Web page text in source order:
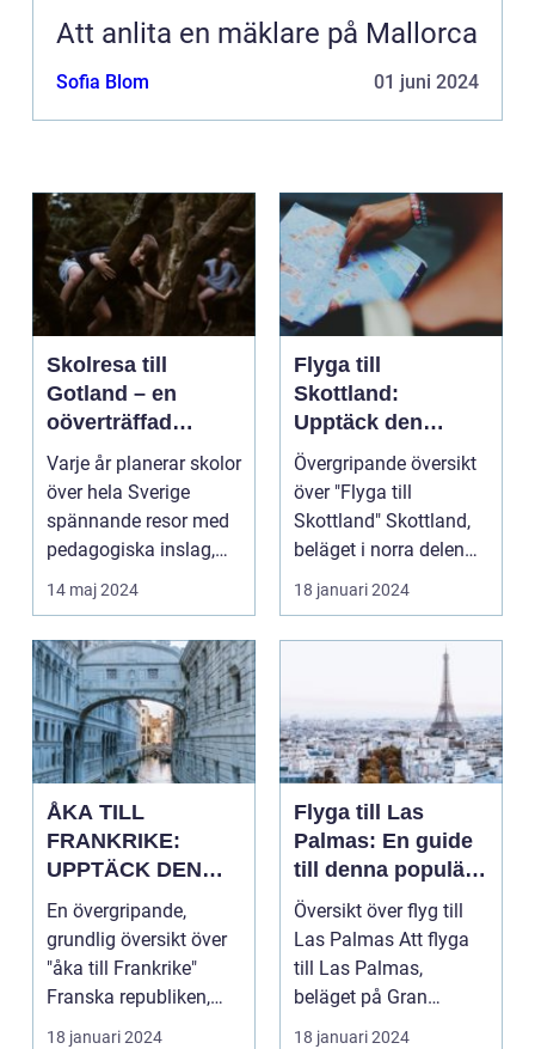
Att anlita en mäklare på Mallorca
Sofia Blom 01 juni 2024
Skolresa till
Gotland – en
oöverträffad
läroplan i levande
historia
Varje år planerar skolor
över hela Sverige
spännande resor med
pedagogiska inslag,
d...
14 maj 2024
Flyga till
Skottland:
Upptäck den
magnifika naturen
och rika historien
Övergripande översikt
över "Flyga till
Skottland" Skottland,
beläget i norra delen
av Storbritannie...
18 januari 2024
ÅKA TILL
FRANKRIKE:
UPPTÄCK DEN
MÅNGFALDIGA
SKÖNHETEN
En övergripande,
grundlig översikt över
"åka till Frankrike"
Franska republiken,
känt som Frankrike...
18 januari 2024
Flyga till Las
Palmas: En guide
till denna populära
destination
Översikt över flyg till
Las Palmas Att flyga
till Las Palmas,
beläget på Gran
Canaria i Spanien, er...
18 januari 2024